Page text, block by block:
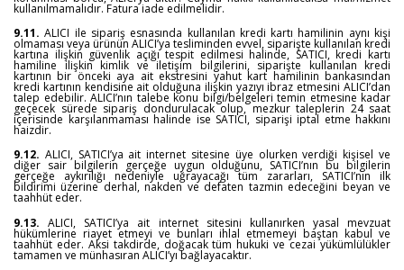
kullanılmamalıdır. Fatura iade edilmelidir.
9.11. ALICI ile sipariş esnasında kullanılan kredi kartı hamilinin aynı kişi
olmaması veya ürünün ALICI’ya tesliminden evvel, siparişte kullanılan kredi
kartına ilişkin güvenlik açığı tespit edilmesi halinde, SATICI, kredi kartı
hamiline ilişkin kimlik ve iletişim bilgilerini, siparişte kullanılan kredi
kartının bir önceki aya ait ekstresini yahut kart hamilinin bankasından
kredi kartının kendisine ait olduğuna ilişkin yazıyı ibraz etmesini ALICI’dan
talep edebilir. ALICI’nın talebe konu bilgi/belgeleri temin etmesine kadar
geçecek sürede sipariş dondurulacak olup, mezkur taleplerin 24 saat
içerisinde karşılanmaması halinde ise SATICI, siparişi iptal etme hakkını
haizdir.
9.12. ALICI, SATICI’ya ait internet sitesine üye olurken verdiği kişisel ve
diğer sair bilgilerin gerçeğe uygun olduğunu, SATICI’nın bu bilgilerin
gerçeğe aykırılığı nedeniyle uğrayacağı tüm zararları, SATICI’nın ilk
bildirimi üzerine derhal, nakden ve defaten tazmin edeceğini beyan ve
taahhüt eder.
9.13. ALICI, SATICI’ya ait internet sitesini kullanırken yasal mevzuat
hükümlerine riayet etmeyi ve bunları ihlal etmemeyi baştan kabul ve
taahhüt eder. Aksi takdirde, doğacak tüm hukuki ve cezai yükümlülükler
tamamen ve münhasıran ALICI’yı bağlayacaktır.